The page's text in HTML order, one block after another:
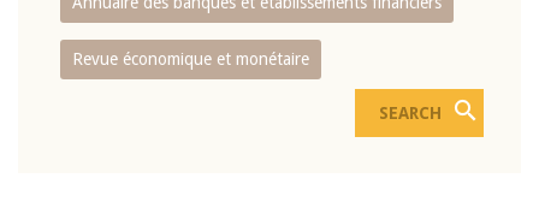
Revue économique et monétaire